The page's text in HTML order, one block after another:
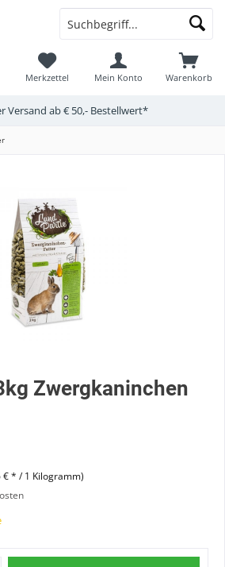
Warenkorb
Merkzettel Mein Konto
Versand ab € 50,- Bestellwert*
Zwergkaninchen
* / 1 Kilogramm)